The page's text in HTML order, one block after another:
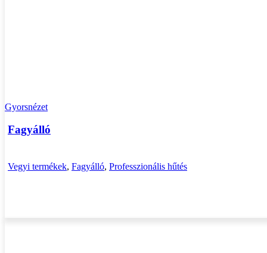
Gyorsnézet
Fagyálló
Vegyi termékek, Fagyálló, Professzionális hűtés